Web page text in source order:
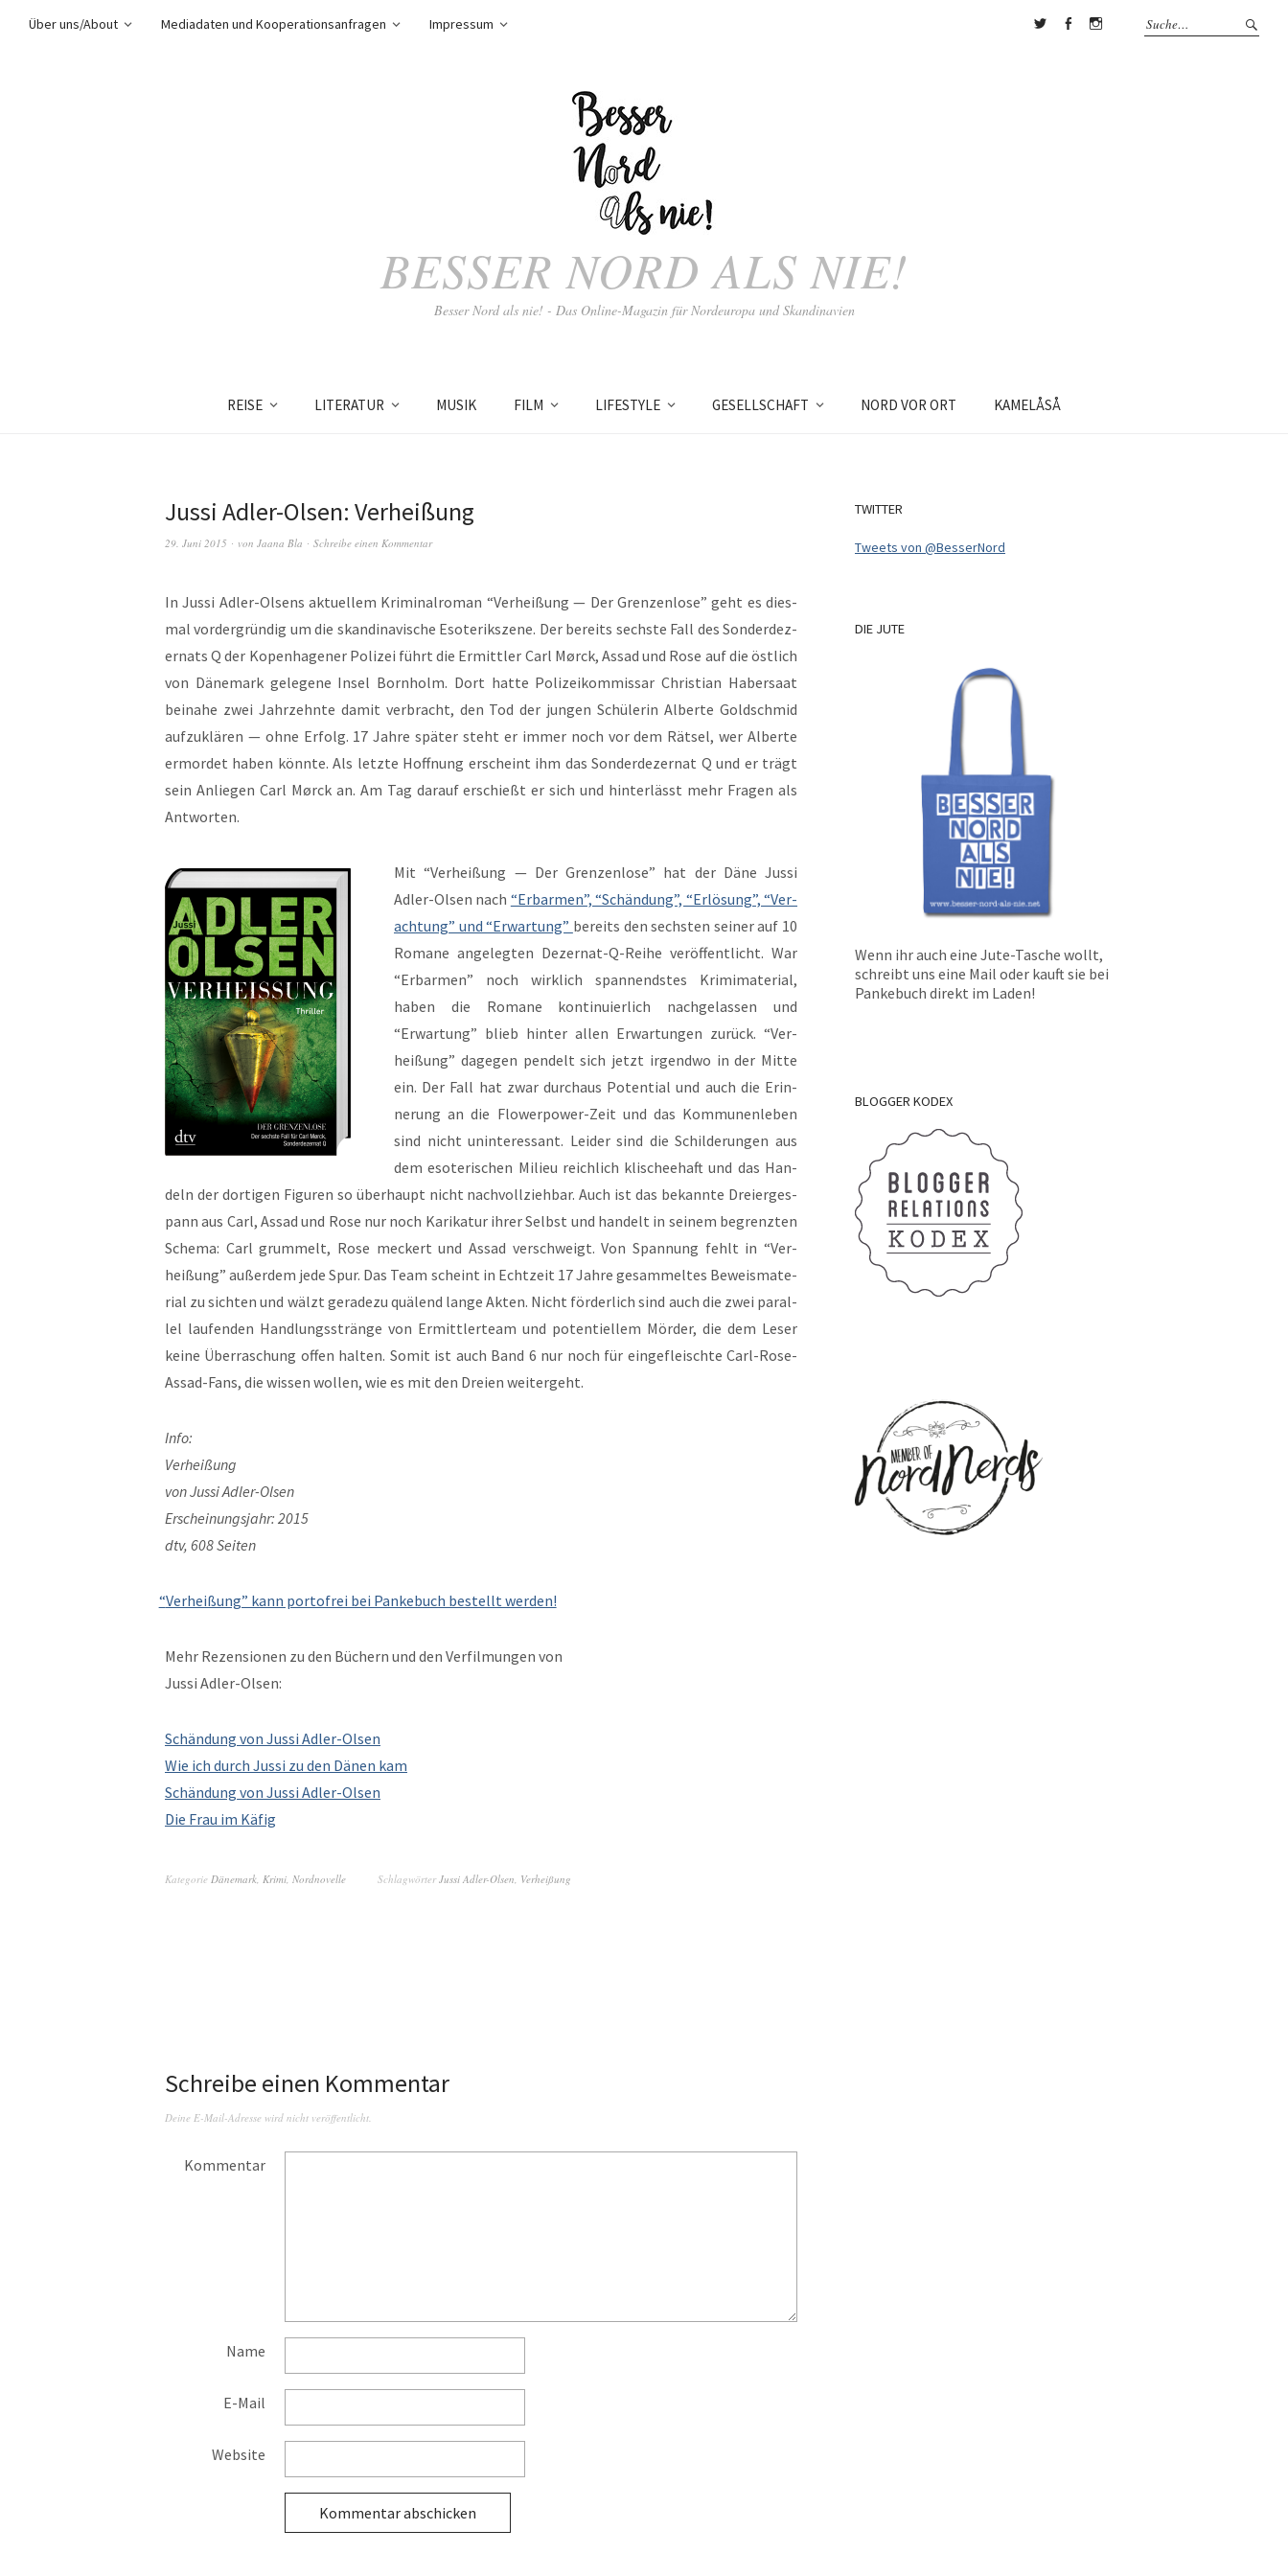
Über uns/About Mediadaten und Kooperationsanfragen
Impressum
BESSER NORD ALS NIE!
Besser Nord als nie! - Das Online-Magazin für Nordeuropa und Skandinavien
REISE LITERATUR MUSIK FILM LIFESTYLE GESELLSCHAFT NORD VORORT KAMELÅSÅ
Jussi Adler-Olsen: Verheißung
29. Juni 2015 von Jaana Bla Schreibe einen Kommentar
In Jus­si Adler-Olsens aktuellem Krim­i­nal­ro­man “Ver­heißung — Der Gren­zen­lose” geht es dies­
mal vorder­gründig um die skan­di­navis­che Eso­terik­szene. Der bere­its sech­ste Fall des Son­derdez­
er­nats Q der Kopen­hagen­er Polizei führt die Ermit­tler Carl Mør­ck, Assad und Rose auf die östlich
von Däne­mark gele­gene Insel Born­holm. Dort hat­te Polizeikom­mis­sar Chris­t­ian Haber­saat
beina­he zwei Jahrzehnte damit ver­bracht, den Tod der jun­gen Schü­lerin Alberte Gold­schmid
aufzuk­lären — ohne Erfolg. 17 Jahre später ste­ht er immer noch vor dem Rät­sel, wer Alberte
ermordet haben kön­nte. Als let­zte Hoff­nung erscheint ihm das Son­derdez­er­nat Q und er trägt
sein Anliegen Carl Mør­ck an. Am Tag darauf erschießt er sich und hin­ter­lässt mehr Fra­gen als
Antworten.
Mit “Ver­heißung — Der Gren­zen­lose” hat der Däne Jus­si
Adler-Olsen nach “Erbar­men”, “Schän­dung”, “Erlö­sung”, “Ver­
ach­tung” und “Erwartung” bere­its den sech­sten sein­er auf 10
Romane angelegten Dez­er­nat-Q-Rei­he veröf­fentlicht. War
“Erbar­men” noch wirk­lich span­nend­stes Krim­i­ma­te­r­i­al,
haben die Romane kon­tinuier­lich nachge­lassen und
“Erwartung” blieb hin­ter allen Erwartun­gen zurück. “Ver­
heißung” dage­gen pen­delt sich jet­zt irgend­wo in der Mitte
ein. Der Fall hat zwar dur­chaus Poten­tial und auch die Erin­
nerung an die Flow­er­pow­er-Zeit und das Kom­munen­leben
sind nicht unin­ter­es­sant. Lei­der sind die Schilderun­gen aus
dem eso­ter­ischen Milieu reich­lich klis­chee­haft und das Han­
deln der dor­ti­gen Fig­uren so über­haupt nicht nachvol­lziehbar. Auch ist das bekan­nte Dreierges­
pann aus Carl, Assad und Rose nur noch Karikatur ihrer Selb­st und han­delt in seinem begren­zten
Schema: Carl grum­melt, Rose meck­ert und Assad ver­schweigt. Von Span­nung fehlt in “Ver­
heißung” außer­dem jede Spur. Das Team scheint in Echtzeit 17 Jahre gesam­meltes Beweis­ma­te­
r­i­al zu sicht­en und wälzt ger­adezu quälend lange Akten. Nicht förder­lich sind auch die zwei par­al­
lel laufend­en Hand­lungsstränge von Ermit­tlerteam und poten­tiellem Mörder, die dem Leser
keine Über­raschung offen hal­ten. Somit ist auch Band 6 nur noch für einge­fleis­chte Carl-Rose-
Assad-Fans, die wis­sen wollen, wie es mit den Dreien weitergeht.
Info:
Verheißung
von Jus­si Adler-Olsen
Erschei­n­ungs­jahr: 2015
dtv, 608 Seiten
“Ver­heißung” kann portofrei bei Panke­buch bestellt werden!
Mehr Rezen­sio­nen zu den Büch­ern und den Ver­fil­mungen von
Jus­si Adler-Olsen:
Schän­dung von Jus­si Adler-Olsen
Wie ich durch Jus­si zu den Dänen kam
Schän­dung von Jus­si Adler-Olsen
Die Frau im Käfig
Kategorie Dänemark, Krimi, Nordnovelle SchlagwörterJussi Adler-Olsen, Verheißung
Schreibe einen Kommentar
Deine E-Mail-Adresse wird nicht veröffentlicht.
Kommentar
Name
E-Mail
Website
TWITTER
Tweets von @BesserNord
DIE JUTE
Wenn ihr auch eine Jute-Tasche wollt,
schreibt uns eine Mail oder kauft sie bei
Pankebuch direkt im Laden!
BLOGGER KODEX